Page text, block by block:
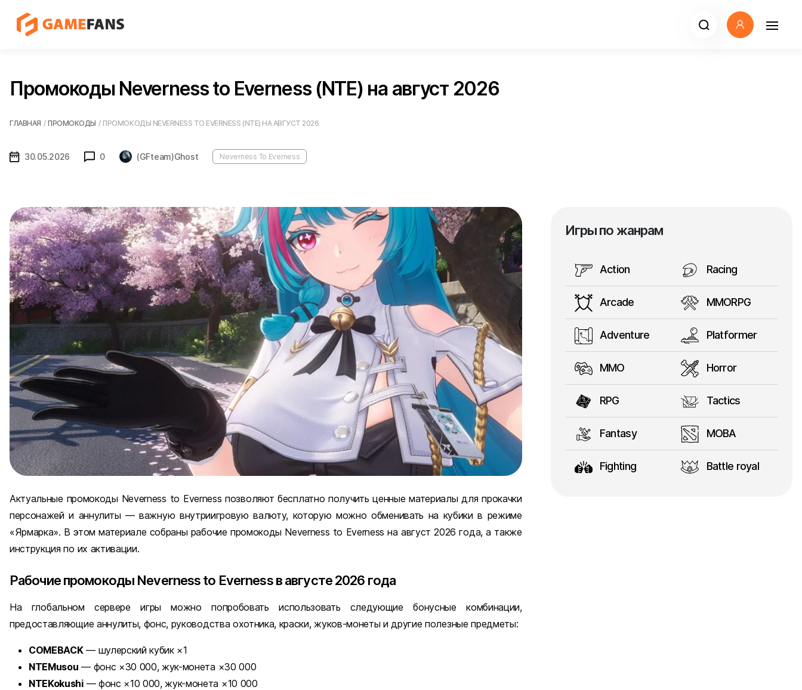
Промокоды Neverness to Everness (NTE) на август 2026
ГЛАВНАЯ / ПРОМОКОДЫ / ПРОМОКОДЫ NEVERNESS TO EVERNESS (NTE) НА АВГУСТ 2026
30.05.2026 0 (GFteam)Ghost Neverness To Everness
Актуальные промокоды Neverness to Everness позволяют бесплатно получить ценные материалы для прокачки
персонажей и аннулиты — важную внутриигровую валюту, которую можно обменивать на кубики в режиме
«Ярмарка». В этом материале собраны рабочие промокоды Neverness to Everness на август 2026 года, а также
инструкция по их активации.
Рабочие промокоды Neverness to Everness в августе 2026 года
На глобальном сервере игры можно попробовать использовать следующие бонусные комбинации,
предоставляющие аннулиты, фонс, руководства охотника, краски, жуков-монеты и другие полезные предметы:
COMEBACK — шулерский кубик ×1
NTEMusou — фонс ×30 000, жук-монета ×30 000
NTEKokushi — фонс ×10 000, жук-монета ×10 000
Игры по жанрам
Action
Arcade
Adventure
MMO
RPG
Fantasy
Fighting
Racing
MMORPG
Platformer
Horror
Tactics
MOBA
Battle royal